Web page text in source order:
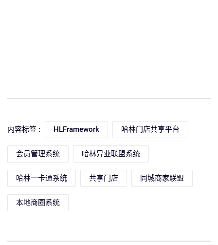
内容标签 : HLFramework 哈林门店共享平台
会员管理系统 哈林异业联盟系统
哈林一卡通系统 共享门店 同城商家联盟
本地商圈系统